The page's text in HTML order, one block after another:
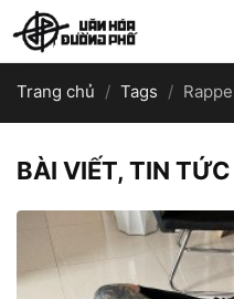
Trang chủ Tags
BÀI VIẾT, TIN TỨC